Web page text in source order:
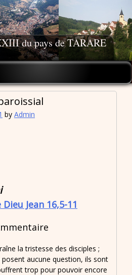
du pays de TARARE
by Admin
Jean 16,5-11
la tristesse des disciples ;
aucune question, ils sont
trop pour pouvoir encore